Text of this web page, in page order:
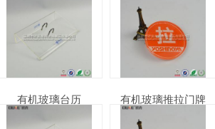
有机玻璃台历 有机玻璃推拉门牌